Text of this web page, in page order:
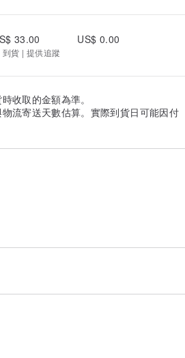
33.00 US$ 0.00
貨 | 提供追蹤
收取的金額為準。
流寄送天數估算。實際到貨日可能因付